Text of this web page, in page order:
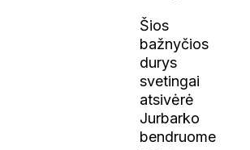
Šios
bažnyčios
durys
svetingai
atsivėrė
Jurbarko
bendruome